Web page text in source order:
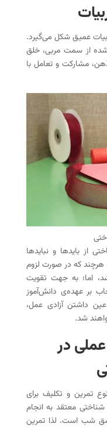
عمیق شکل می‌گیرد.
از سمت مربی، خلق
مشارکت و تعامل با
از بایدها و نبایدها
که در صورت لزوم
اما؛ به جهت تقویت
بر عهده‌ی دانش‌آموز
داشتن آزادی عمل،
شد.
در
تمرین و تکلیف برای
معتقد به انجام
شب است. لذا تمرین